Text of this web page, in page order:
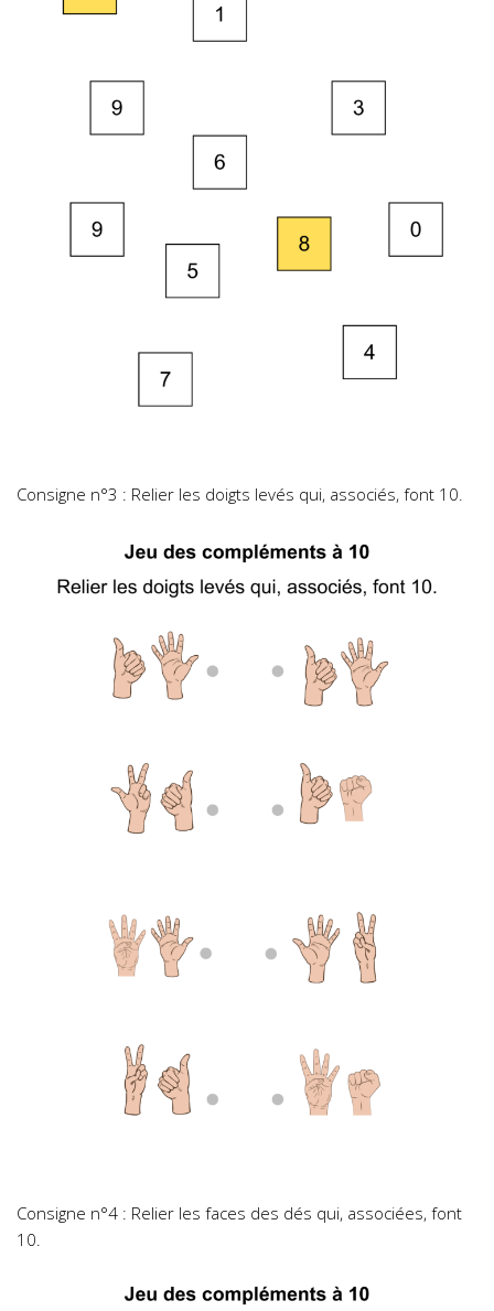
Consigne n°3 : Relier les doigts levés qui, associés, font 10.
Consigne n°4 : Relier les faces des dés qui, associées, font
10.